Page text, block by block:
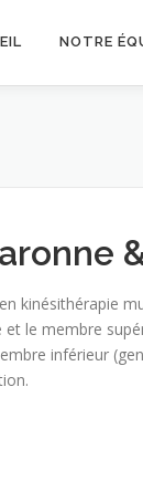
NOTRE
kinésithérapie
le membre
inférieur